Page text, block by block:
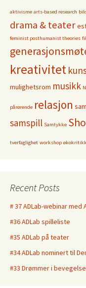
aktivisme arts-based research
drama & teater
feminist posthumanist theories
kreativitet
mulighetsrom musikk
pårørende relasjon
samspill Samtykke
tverfaglighet workshop økokritikk
Recent Posts
# 37 ADLab-webinar med
#36 ADLab spilleliste
#35 ADLab på teater
#34 ADLab nominert til
#33 Drømmer i